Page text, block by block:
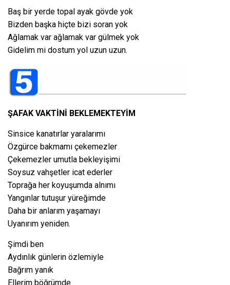
Baş bir yerde topal ayak gövde yok
Bizden başka hiçte bizi soran yok
Ağlamak var ağlamak var gülmek yok
Gidelim mi dostum yol uzun uzun.
ŞAFAK VAKTİNİ BEKLEMEKTEYİM
Sinsice kanatırlar yaralarımı
Özgürce bakmamı çekemezler
Çekemezler umutla bekleyişimi
Soysuz vahşetler icat ederler
Toprağa her koyuşumda alnımı
Yangınlar tutuşur yüreğimde
Daha bir anlarım yaşamayı
Uyanırım yeniden.
Şimdi ben
Aydınlık günlerin özlemiyle
Bağrım yanık
Ellerim böğrümde